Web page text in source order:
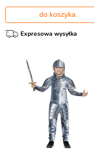
do koszyka
Expresowa wysyłka